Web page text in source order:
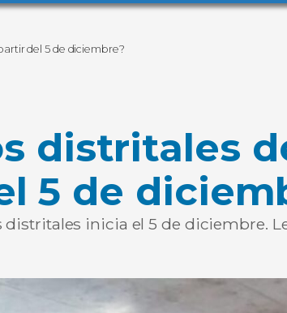
del 5 de diciembre?
distritales
5 de
inicia el 5 de diciembre.